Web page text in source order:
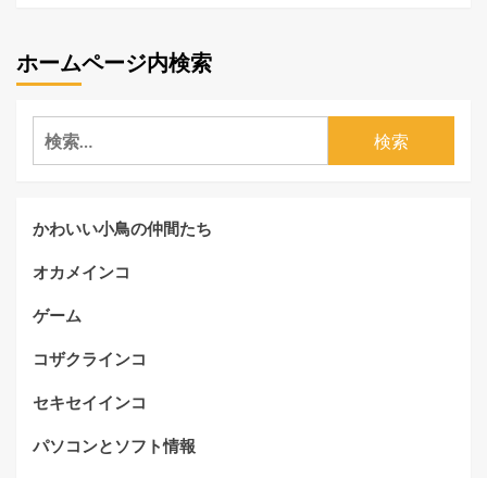
ホームページ内検索
検
索:
かわいい小鳥の仲間たち
オカメインコ
ゲーム
コザクラインコ
セキセイインコ
パソコンとソフト情報